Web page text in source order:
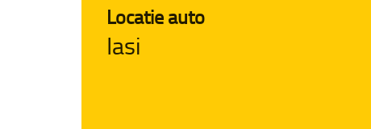
Locatie auto
Iasi